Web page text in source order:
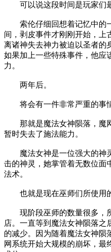
可以说这段时间是玩家们最
索伦仔细回想着记忆中的
间，剥皮事件才刚刚开始，上
离诸神失去神力被迫以圣者的
如果加上一些特殊事件，他应
力。
两年后。
将会有一件非常严重的事
那就是魔法女神陨落，魔
暂时失去了施法能力。
魔法女神是一位强大的神
击的神灵，她掌管着无数位面
法术。
也就是现在巫师们所使用的
现阶段巫师的数量很多，
店。一直等到魔法女神陨落之
的减少。因为随着魔法女神陨
网系统开始大规模的崩坏，最